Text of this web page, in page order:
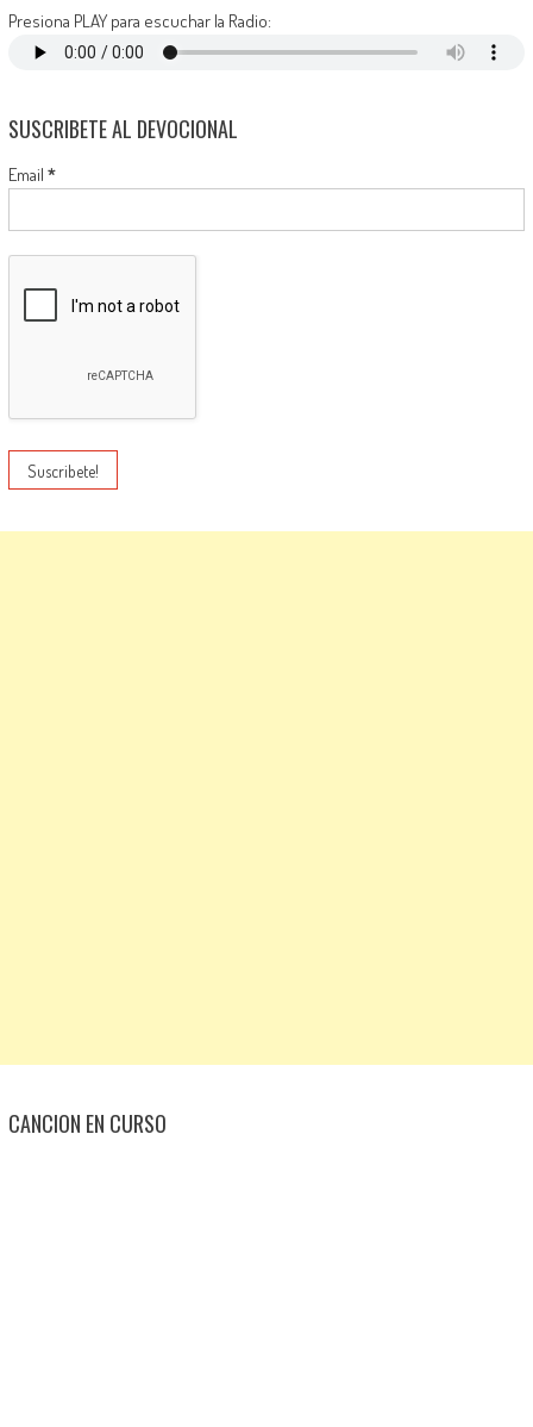
Presiona PLAY para escuchar la Radio:
SUSCRIBETE AL DEVOCIONAL
Email *
CANCION EN CURSO